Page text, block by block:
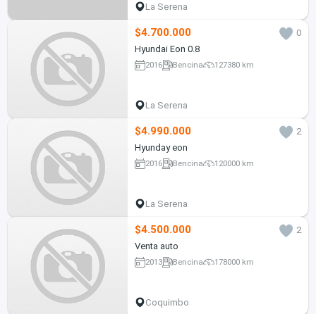
La Serena
$4.700.000
0
Hyundai Eon 0.8
2016 Bencina 127380 km
La Serena
$4.990.000
2
Hyunday eon
2016 Bencina 120000 km
La Serena
$4.500.000
2
Venta auto
2013 Bencina 178000 km
Coquimbo